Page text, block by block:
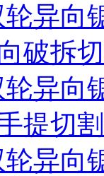
轮异向
破拆
轮异向
提切
轮异向